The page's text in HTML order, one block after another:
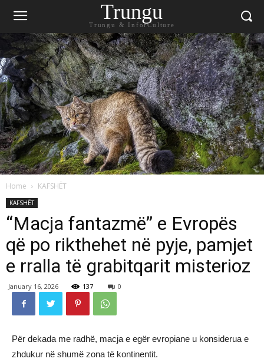
Trungu
Trungu & InforCulture
Home KAFSHËT
KAFSHËT
“Macja fantazmë” e Evropës
që po rikthehet në pyje, pamjet
e rralla të grabitqarit misterioz
January 16, 2026 137 0
Për dekada me radhë, macja e egër evropiane u konsiderua e
zhdukur në shumë zona të kontinentit.